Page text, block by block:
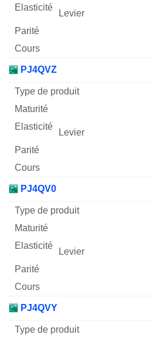
PJ4QVZ
PJ4QV0
PJ4QVY